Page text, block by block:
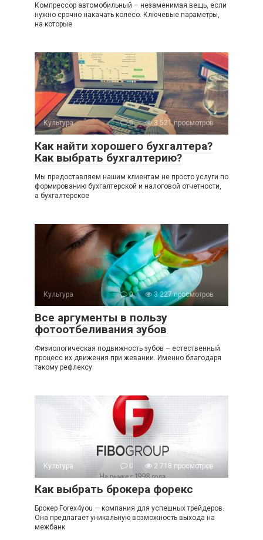
Компрессор автомобильный – незаменимая вещь, если
нужно срочно накачать колесо. Ключевые параметры,
на которые
Культура 0 3 521 просмотров
Как найти хорошего бухгалтера?
Как выбрать бухгалтерию?
Мы предоставляем нашим клиентам не просто услуги по
формированию бухгалтерской и налоговой отчетности,
а бухгалтерское
Культура 0 3 227 просмотров
Все аргументы в пользу
фотоотбеливания зубов
Физиологическая подвижность зубов – естественный
процесс их движения при жевании. Именно благодаря
такому рефлексу
Культура 0 2 718 просмотров
Как выбрать брокера форекс
Брокер Forex4you — компания для успешных трейдеров.
Она предлагает уникальную возможность выхода на
межбанк